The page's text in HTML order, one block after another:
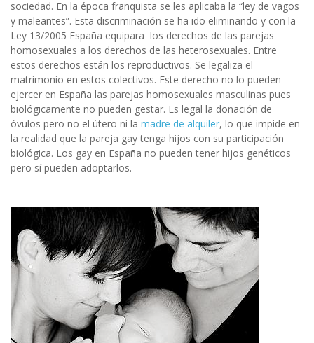
sociedad. En la época franquista se les aplicaba la “ley de vagos
y maleantes”. Esta discriminación se ha ido eliminando y con la
Ley 13/2005 España equipara los derechos de las parejas
homosexuales a los derechos de las heterosexuales. Entre
estos derechos están los reproductivos. Se legaliza el
matrimonio en estos colectivos. Este derecho no lo pueden
ejercer en España las parejas homosexuales masculinas pues
biológicamente no pueden gestar. Es legal la donación de
óvulos pero no el útero ni la madre de alquiler, lo que impide en
la realidad que la pareja gay tenga hijos con su participación
biológica. Los gay en España no pueden tener hijos genéticos
pero sí pueden adoptarlos.